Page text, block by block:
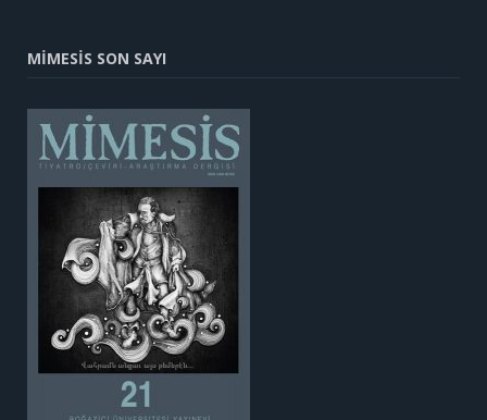
MİMESİS SON SAYI